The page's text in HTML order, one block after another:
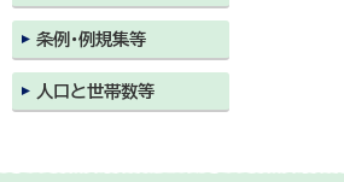
条例・例規集等
人口と世帯数等